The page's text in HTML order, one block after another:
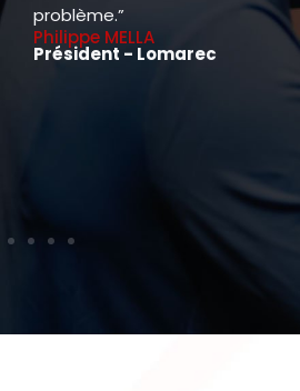
problème.”
Philippe MELLA
Président - Lomarec